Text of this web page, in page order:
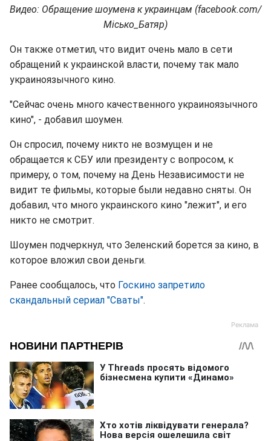
Видео: Обращение шоумена к украинцам (facebook.com/
Місько_Батяр)
Он также отметил, что видит очень мало в сети
обращений к украинской власти, почему так мало
украиноязычного кино.
"Сейчас очень много качественного украиноязычного
кино", - добавил шоумен.
Он спросил, почему никто не возмущен и не
обращается к СБУ или президенту с вопросом, к
примеру, о том, почему на День Независимости не
видит те фильмы, которые были недавно сняты. Он
добавил, что много украинского кино "лежит", и его
никто не смотрит.
Шоумен подчеркнул, что Зеленский борется за кино, в
которое вложил свои деньги.
Ранее сообщалось, что Госкино запретило
скандальный сериал "Сваты".